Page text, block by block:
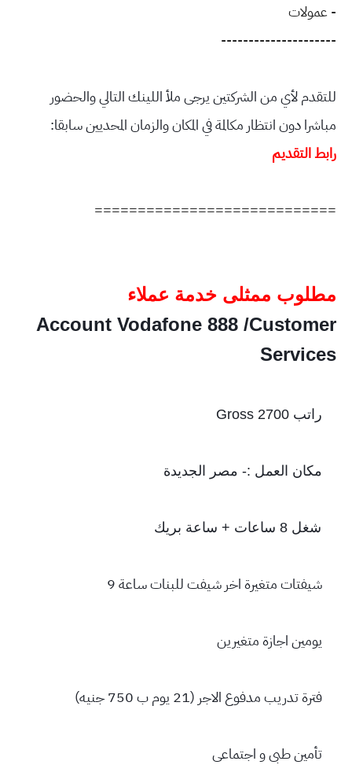
- عمولات
---------------------
للتقدم لأي من الشركتين يرجى ملأ اللينك التالي والحضور
مباشرا دون انتظار مكالمة في المكان والزمان المحديين سابقا:
رابط التقديم
============================
مطلوب ممثلى خدمة عملاء
Account Vodafone 888 /Customer
Services
راتب Gross 2700
مكان العمل :- مصر الجديدة
شغل 8 ساعات + ساعة بريك
شيفتات متغيرة اخر شيفت للبنات ساعة 9
يومين اجازة متغيرين
فترة تدريب مدفوع الاجر (21 يوم ب 750 جنيه)
تأمين طبى و اجتماعى